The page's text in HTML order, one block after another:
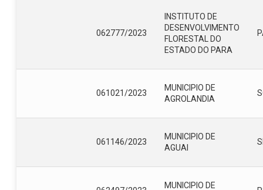
062777/2023
INSTITUTO DE
DESENVOLVIMENTO
FLORESTAL DO
ESTADO DO PARA
061021/2023
MUNICIPIO DE
AGROLANDIA
061146/2023
MUNICIPIO DE
AGUAI
MUNICIPIO DE